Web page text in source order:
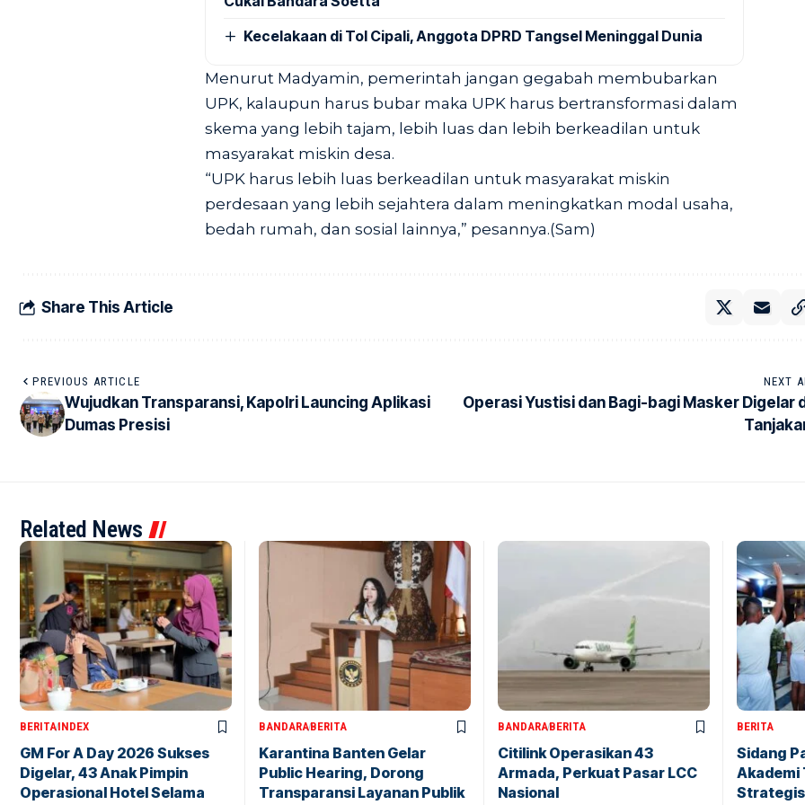
Kecelakaan di Tol Cipali, Anggota DPRD Tangsel Meninggal Dunia
Menurut Madyamin, pemerintah jangan gegabah membubarkan
UPK, kalaupun harus bubar maka UPK harus bertransformasi dalam
skema yang lebih tajam, lebih luas dan lebih berkeadilan untuk
masyarakat miskin desa.
“UPK harus lebih luas berkeadilan untuk masyarakat miskin
perdesaan yang lebih sejahtera dalam meningkatkan modal usaha,
bedah rumah, dan sosial lainnya,” pesannya.(Sam)
Share This Article
PREVIOUS ARTICLE
Wujudkan Transparansi, Kapolri Launcing Aplikasi
Dumas Presisi
NEXT
Operasi Yustisi dan Bagi-bagi Masker Digelar
Related News
BERITAINDEX
GM For A Day 2026 Sukses
Digelar, 43 Anak Pimpin
Operasional Hotel Selama
BANDARABERITA
Karantina Banten Gelar
Public Hearing, Dorong
Transparansi Layanan Publik
BANDARABERITA
Citilink Operasikan 43
Armada, Perkuat Pasar LCC
Nasional
BERITA
Sidang
Akademi